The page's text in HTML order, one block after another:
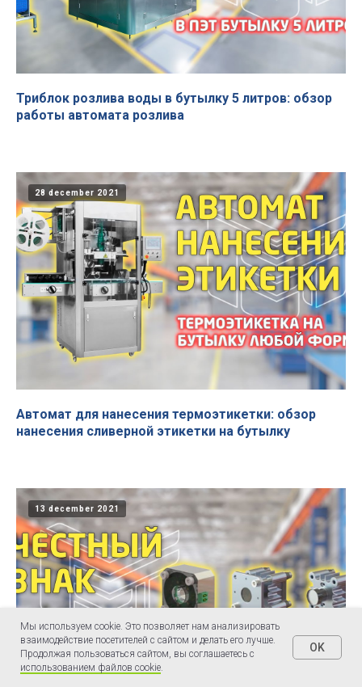
Триблок розлива воды в бутылку 5 литров: обзор
работы автомата розлива
28 december 2021
Автомат для нанесения термоэтикетки: обзор
нанесения сливерной этикетки на бутылку
13 december 2021
Мы используем cookie. Это позволяет нам анализировать
взаимодействие посетителей с сайтом и делать его лучше.
Продолжая пользоваться сайтом, вы соглашаетесь с
использованием файлов cookie.
OK